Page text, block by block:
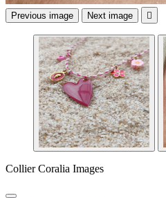
Previous image Next image 
Collier Coralia Images